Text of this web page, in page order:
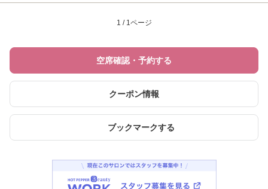
1 / 1ページ
空席確認・予約する
クーポン情報
ブックマークする